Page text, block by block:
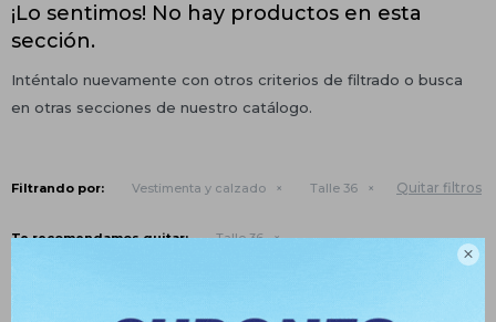

¡Lo sentimos! No hay productos en esta
sección.
Inténtalo nuevamente con otros criterios de filtrado o busca
en otras secciones de nuestro catálogo.
Filtrando por: Vestimenta y calzado Talle 36 Quitar filtros
Te recomendamos quitar: Talle 36